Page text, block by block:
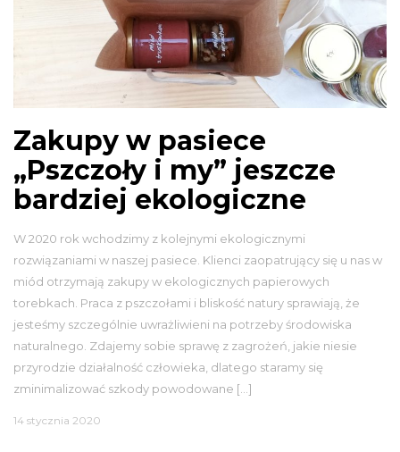
Zakupy w pasiece
„Pszczoły i my” jeszcze
bardziej ekologiczne
W 2020 rok wchodzimy z kolejnymi ekologicznymi
rozwiązaniami w naszej pasiece. Klienci zaopatrujący się u nas w
miód otrzymają zakupy w ekologicznych papierowych
torebkach. Praca z pszczołami i bliskość natury sprawiają, że
jesteśmy szczególnie uwrażliwieni na potrzeby środowiska
naturalnego. Zdajemy sobie sprawę z zagrożeń, jakie niesie
przyrodzie działalność człowieka, dlatego staramy się
zminimalizować szkody powodowane […]
14 stycznia 2020